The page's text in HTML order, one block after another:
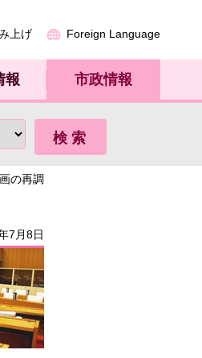
上げ Foreign Language
報 市政情報
の再調
7月8日